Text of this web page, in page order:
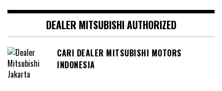
DEALER MITSUBISHI AUTHORIZED
CARI DEALER MITSUBISHI MOTORS
INDONESIA